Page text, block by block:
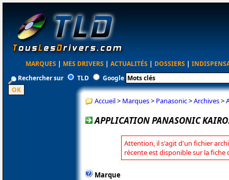
MARQUES | MES DRIVERS | ACTUALITÉS | DOSSIERS |
Rechercher sur
TLD Google
Accueil> Marques> Panasonic>Archives>
APPLICATION PANASONIC
Attention, il s'agit d'un fichier
récente est disponible sur la fiche
Marque